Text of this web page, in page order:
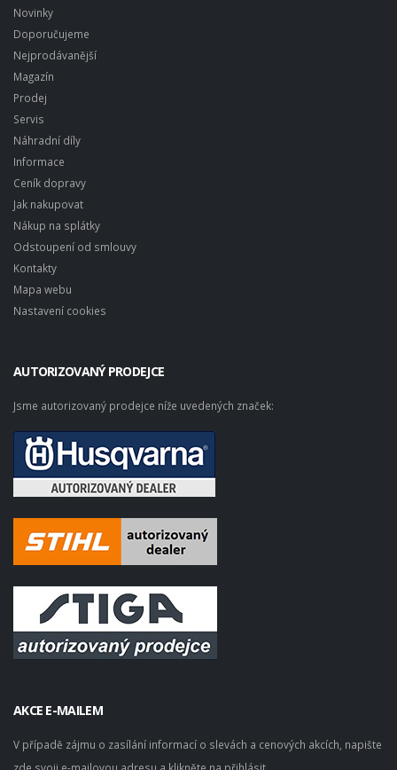
Novinky
Doporučujeme
Nejprodávanější
Magazín
Prodej
Servis
Náhradní díly
Informace
Ceník dopravy
Jak nakupovat
Nákup na splátky
Odstoupení od smlouvy
Kontakty
Mapa webu
Nastavení cookies
AUTORIZOVANÝ PRODEJCE
Jsme autorizovaný prodejce níže uvedených značek:
AKCE E-MAILEM
V případě zájmu o zasílání informací o slevách a cenových akcích, napište